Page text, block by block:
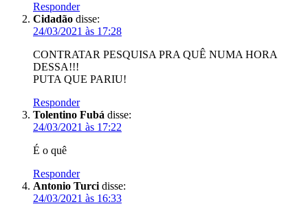
Responder
Cidadão disse:
24/03/2021 às 17:28
CONTRATAR PESQUISA PRA QUÊ NUMA HORA
DESSA!!!
PUTA QUE PARIU!
Responder
Tolentino Fubá disse:
24/03/2021 às 17:22
É o quê
Responder
Antonio Turci disse:
24/03/2021 às 16:33